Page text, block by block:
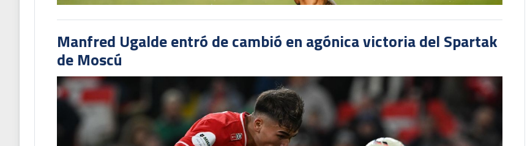
Manfred Ugalde entró de cambió en agónica victoria del Spartak
de Moscú